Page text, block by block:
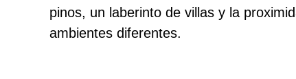
pinos, un laberinto de villas y la
ambientes diferentes.